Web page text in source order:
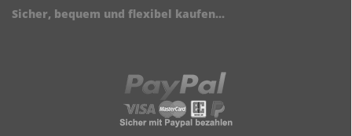
Sicher, bequem und flexibel kaufen...